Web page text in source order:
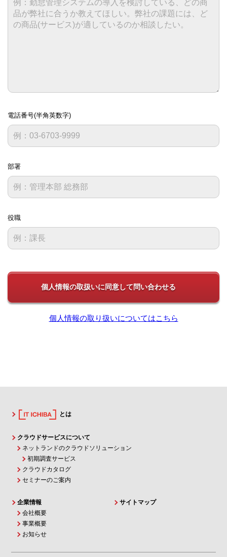
電話番号(半角英数字)
部署
役職
個人情報の取り扱いについてはこちら
とは
クラウドサービスについて
ネットランドのクラウドソリューション
初期調査サービス
クラウドカタログ
セミナーのご案内
企業情報
会社概要
事業概要
お知らせ
サイトマップ